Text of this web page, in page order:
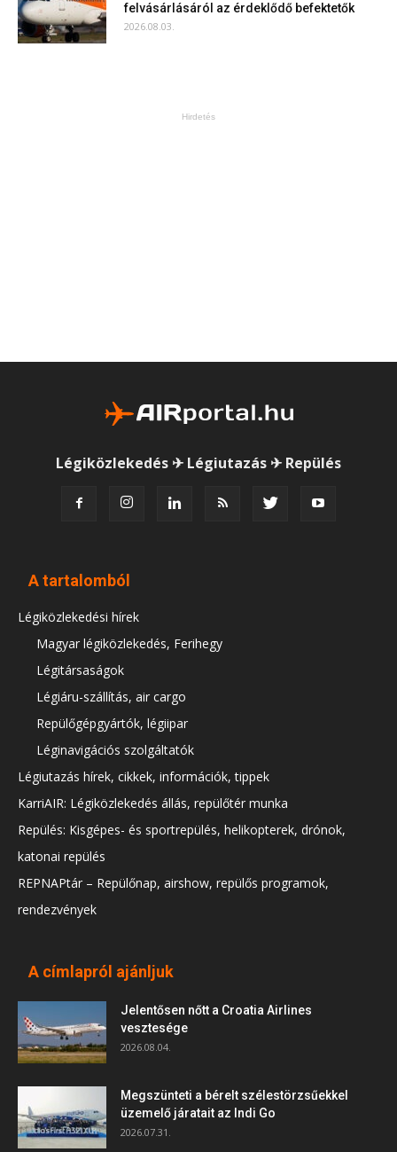
felvásárlásáról az érdeklődő befektetők
2026.08.03.
Hirdetés
Légiközlekedés ✈ Légiutazás ✈ Repülés
A tartalomból
Légiközlekedési hírek
Magyar légiközlekedés, Ferihegy
Légitársaságok
Légiáru-szállítás, air cargo
Repülőgépgyártók, légiipar
Léginavigációs szolgáltatók
Légiutazás hírek, cikkek, információk, tippek
KarriAIR: Légiközlekedés állás, repülőtér munka
Repülés: Kisgépes- és sportrepülés, helikopterek, drónok,
katonai repülés
REPNAPtár – Repülőnap, airshow, repülős programok,
rendezvények
A címlapról ajánljuk
Jelentősen nőtt a Croatia Airlines
vesztesége
2026.08.04.
Megszünteti a bérelt szélestörzsűekkel
üzemelő járatait az Indi Go
2026.07.31.